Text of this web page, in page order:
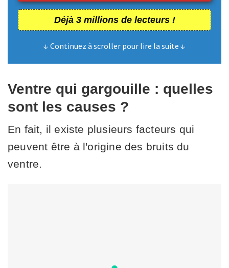
Déjà 3 millions de lecteurs !
↓ Continuez à scroller pour lire la suite ↓
Ventre qui gargouille : quelles
sont les causes ?
En fait, il existe plusieurs facteurs qui
peuvent être à l'origine des bruits du
ventre.